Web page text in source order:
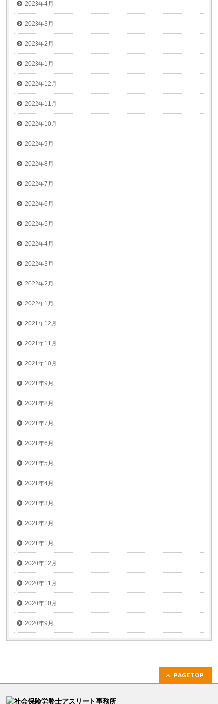
2023年4月
2023年3月
2023年2月
2023年1月
2022年12月
2022年11月
2022年10月
2022年9月
2022年8月
2022年7月
2022年6月
2022年5月
2022年4月
2022年3月
2022年2月
2022年1月
2021年12月
2021年11月
2021年10月
2021年9月
2021年8月
2021年7月
2021年6月
2021年5月
2021年4月
2021年3月
2021年2月
2021年1月
2020年12月
2020年11月
2020年10月
2020年9月
PAGETOP